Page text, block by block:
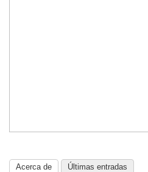
Acerca de Últimas entradas